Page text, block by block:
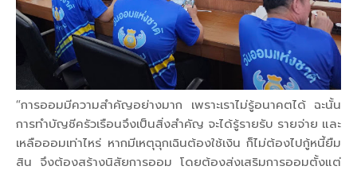
“การออมมีความสำคัญอย่างมาก เพราะเราไม่รู้อนาคตได้ ฉะนั้น
การทำบัญชีครัวเรือนจึงเป็นสิ่งสำคัญ จะได้รู้รายรับ รายจ่าย และ
เหลือออมเท่าไหร่ หากมีเหตุฉุกเฉินต้องใช้เงิน ก็ไม่ต้องไปกู้หนี้ยืม
สิน จึงต้องสร้างนิสัยการออม โดยต้องส่งเสริมการออมตั้งแต่